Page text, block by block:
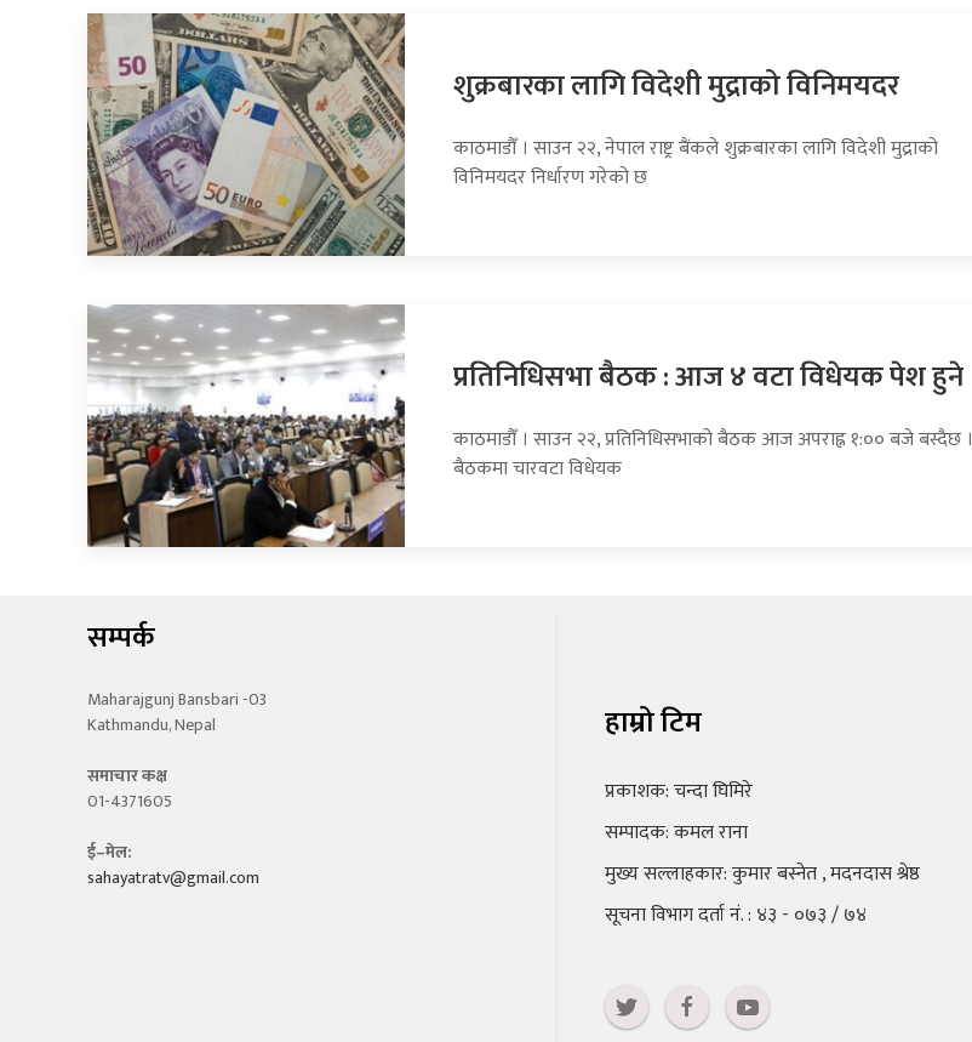
शुक्रबारका लागि विदेशी मुद्राको विनिमयदर
काठमाडौँ । साउन २२, नेपाल राष्ट्र बैंकले शुक्रबारका लागि विदेशी मुद्राको
विनिमयदर निर्धारण गरेको छ
प्रतिनिधिसभा बैठक : आज ४ वटा विधेयक पेश हुने
काठमाडौँ । साउन २२, प्रतिनिधिसभाको बैठक आज अपराह्न १:०० बजे बस्दैछ ।
बैठकमा चारवटा विधेयक
सम्पर्क
Maharajgunj Bansbari -03
Kathmandu, Nepal
समाचार कक्ष
01-4371605
ई–मेल:
sahayatratv@gmail.com
हाम्रो टिम
प्रकाशक: चन्दा घिमिरे
सम्पादक: कमल राना
मुख्य सल्लाहकार: कुमार बस्नेत , मदनदास श्रेष्ठ
सूचना विभाग दर्ता नं. : ४३ - ०७३ / ७४